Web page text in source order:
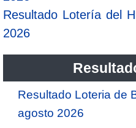
Resultado Lotería del
2026
Resultado Loteria de
agosto 2026